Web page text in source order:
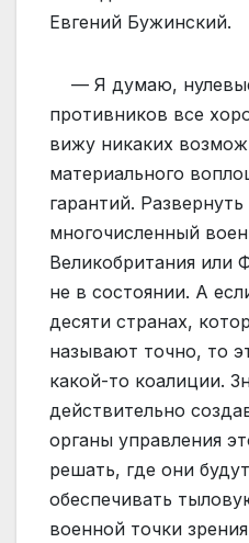
Евгений Бужинский.
— Я думаю,
противников все
вижу никаких
материального
гарантий.
многочисленный
Великобритания или
не в состоянии. А
десяти странах,
называют точно, то
какой-то коалиции.
действительно
органы управления
решать, где они
обеспечивать
военной точки